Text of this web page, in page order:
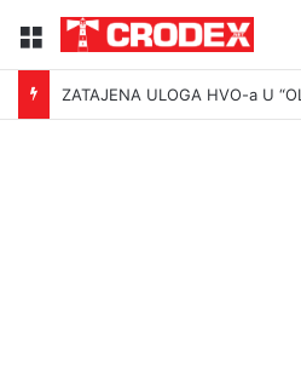
Menu
ZATAJENA ULOGA HVO-a U